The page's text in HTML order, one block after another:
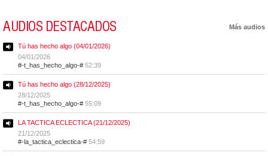
AUDIOS DESTACADOS Más audios
Tú has hecho algo (04/01/2026)
04/01/2026
#-t_has_hecho_algo-# 52:39
Tú has hecho algo (28/12/2025)
28/12/2025
#-t_has_hecho_algo-# 55:09
LA TACTICA ECLECTICA (21/12/2025)
21/12/2025
#-la_tactica_eclectica-# 54:59